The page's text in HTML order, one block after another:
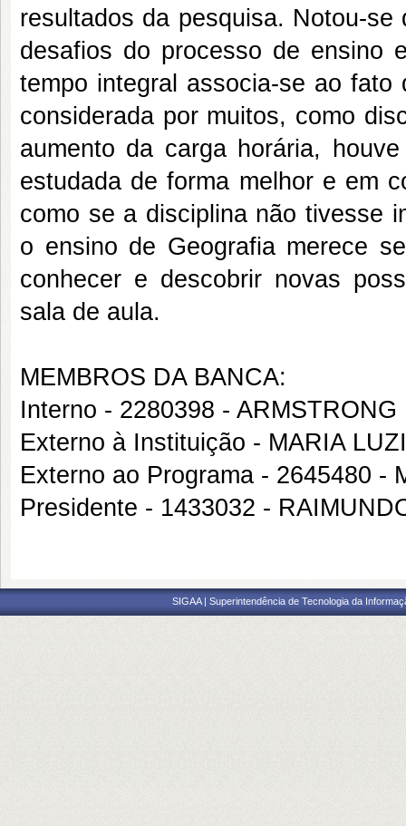
resultados da pesquisa. Notou-
desafios do processo de ensino
tempo integral associa-se ao
considerada por muitos, como
aumento da carga horária,
estudada de forma melhor e em
como se a disciplina não tivesse
o ensino de Geografia merece
conhecer e descobrir novas
sala de aula.
MEMBROS DA BANCA:
Interno - 2280398 -
Externo à Instituição - MARIA
Externo ao Programa - 2645480 -
Presidente - 1433032 -
SIGAA | Superintendência de Tecnologia da